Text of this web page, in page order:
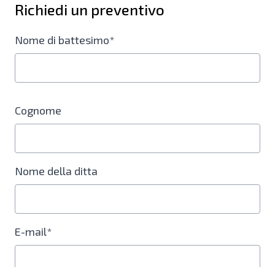
Richiedi un preventivo
Nome di battesimo*
Cognome
Nome della ditta
E-mail*